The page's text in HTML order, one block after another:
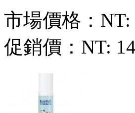
市場價格： NT:
促銷價： NT: